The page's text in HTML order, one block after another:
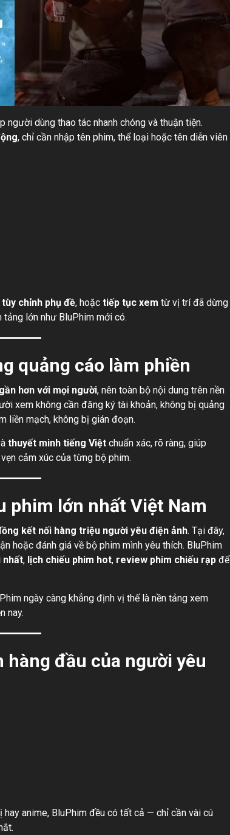
dùng thao tác nhanh chóng và thuận tiện.
, chỉ cần nhập tên phim, thể loại hoặc tên diễn viên
tùy chỉnh phụ đề, hoặc tiếp tục xem từ vị trí đã dừng
lớn như BluPhim mới có.
quảng cáo làm phiền
hơn với mọi người, nên toàn bộ nội dung trên nền
xem không cần đăng ký tài khoản, không bị quảng
liền mạch, không bị gián đoạn.
thuyết minh tiếng Việt chuẩn xác, rõ ràng, giúp
cảm xúc của từng bộ phim.
phim lớn nhất Việt Nam
kết nối hàng triệu người yêu điện ảnh. Tại đây,
hoặc đánh giá về bộ phim mình yêu thích. BluPhim
nhất, lịch chiếu phim hot, review phim chiếu rạp để
ngày càng khẳng định vị thế là nền tảng xem
nay.
hàng đầu của người yêu
hay anime, BluPhim đều có tất cả — chỉ cần vài cú